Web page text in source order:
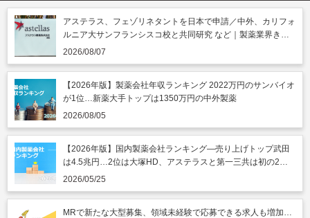
アステラス、フェゾリネタントを日本で申請／中外、カリフォ
ルニア大サンフランシスコ校と共同研究 など｜製薬業界きょ
うのニュースまとめ読み（2026年8月7日）
2026/08/07
【2026年版】製薬会社年収ランキング 2022万円のサンバイオ
が1位…新薬大手トップは1350万円の中外製薬
2026/08/05
【2026年版】国内製薬会社ランキング―売り上げトップ武田
は4.5兆円…2位は大塚HD、アステラスと第一三共は初の2兆
円突破
2026/05/25
MRで新たな大型募集、領域未経験で応募できる求人も増加…